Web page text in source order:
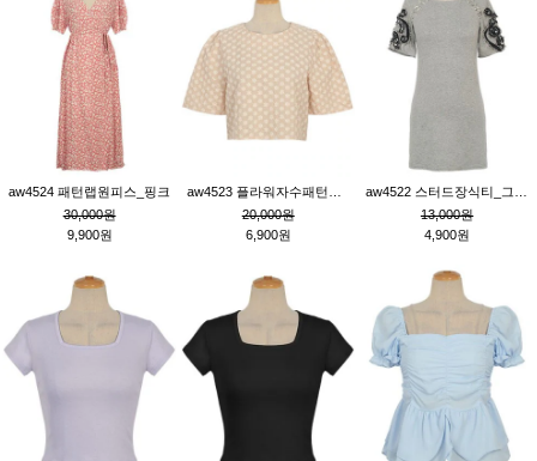
aw4524 패턴랩원피스_핑크
30,000원
9,900원
20,000원
6,900원
13,000원
4,900원